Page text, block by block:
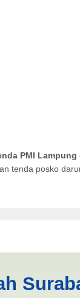
PMI Lampung
tenda posko